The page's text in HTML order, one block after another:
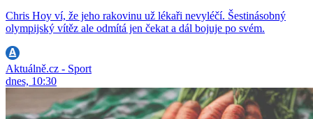
Chris Hoy ví, že jeho rakovinu už lékaři nevyléčí. Šestinásobný
olympijský vítěz ale odmítá jen čekat a dál bojuje po svém.
Aktuálně.cz - Sport
dnes, 10:30